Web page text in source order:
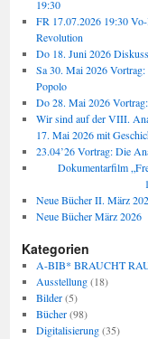
19:30
FR 17.07.2026 19:30
Revolution
Do 18. Juni 2026
Sa 30. Mai 2026
Popolo
Do 28. Mai 2026
Wir sind auf der VIII.
17. Mai 2026 mit
23.04’26 Vortrag: Die
Dokumentarfilm
Neue Bücher II. März
Neue Bücher März 2026
Kategorien
A-BIB* BRAUCHT
Ausstellung(18)
Bilder(5)
Bücher(98)
Digitalisierung(35)